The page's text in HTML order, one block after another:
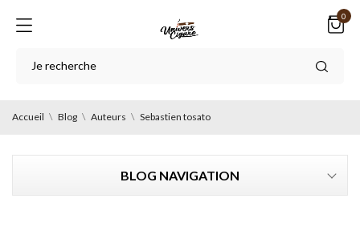
0
Accueil Blog Auteurs Sebastien tosato
BLOG NAVIGATION